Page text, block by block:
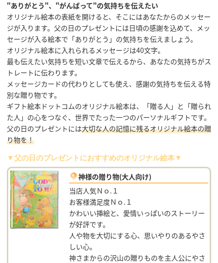
"ありがとう"、"がんばって"の気持ちを伝えたい
オリジナル絵本の表紙を開けると、そこにはあなたからのメッセー
ジが入ります。父の日のプレゼントには日頃の感謝を込めて、メッ
セージが入る絵本で「ありがとう」の気持ちを伝えましょう。
オリジナル絵本に入れられるメッセージは40文字。
最も伝えたい気持ちを短い文章で伝えるから、あなたの気持ちがス
トレートに伝わります。
メッセージカードの代わりとしても使え、感謝の気持ちを伝える特
別な贈り物です。
ギフト絵本ドットコムのオリジナル絵本は、「贈る人」と「贈られ
た人」の心をつなぐ、世界でたった一つのパーソナルギフトです。
父の日のプレゼントには大切な人の記憶に残るオリジナル絵本の贈
り物を！
▼父の日のプレゼントにおすすめのオリジナル絵本▼
神様の贈り物(大人向け)
当店人気Ｎｏ.１
お客様満足度Ｎｏ.１
かわいい挿絵と、愛情いっぱいのストーリー
が好評です。
人や物を大切にする心、思いやりのあるやさ
しい心。
神さまからの沢山の贈りものを主人公にやさ